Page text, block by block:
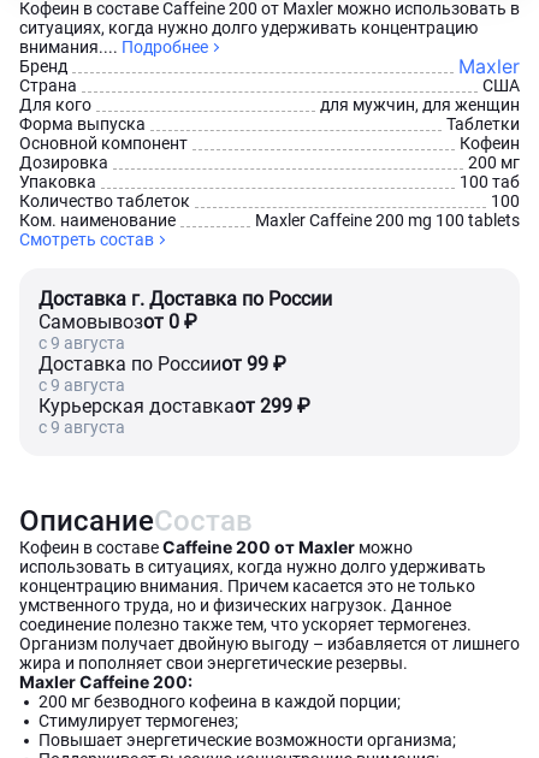
Кофеин в составе Caffeine 200 от Maxler можно использовать в
ситуациях, когда нужно долго удерживать концентрацию
внимания.... Подробнее
Бренд
Maxler
Страна
США
Для кого
для мужчин, для женщин
Форма выпуска
Таблетки
Основной компонент
Кофеин
Дозировка
200 мг
Упаковка
100 таб
Количество таблеток
100
Ком. наименование
Maxler Caffeine 200 mg 100 tablets
Смотреть состав
Доставка г. Доставка по России
Самовывозот 0 ₽
c 9 августа
Доставка по Россииот 99 ₽
c 9 августа
Курьерская доставкаот 299 ₽
c 9 августа
ОписаниеСостав
Кофеин в составеCaffeine 200 от Maxler можно
использовать в ситуациях, когда нужно долго удерживать
концентрацию внимания. Причем касается это не только
умственного труда, но и физических нагрузок. Данное
соединение полезно также тем, что ускоряет термогенез.
Организм получает двойную выгоду – избавляется от лишнего
жира и пополняет свои энергетические резервы.
Maxler Caffeine 200:
200 мг безводного кофеина в каждой порции;
Стимулирует термогенез;
Повышает энергетические возможности организма;